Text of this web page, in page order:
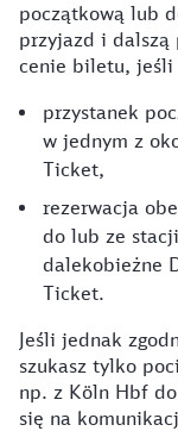
początkową lub
przyjazd i dalszą
cenie biletu, jeśli
przystanek
w jednym z
Ticket,
rezerwacja
do lub ze
dalekobieżne
Ticket.
Jeśli jednak
szukasz tylko
np. z Köln Hbf
się na